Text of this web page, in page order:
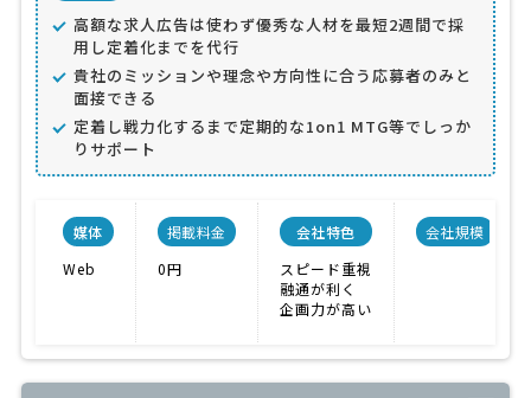
高額な求人広告は使わず優秀な人材を最短2週間で採
用し定着化までを代行
貴社のミッションや理念や方向性に合う応募者のみと
面接できる
定着し戦力化するまで定期的な1on1 MTG等でしっか
りサポート
媒体
Web
掲載料金
0円
会社特色
スピード重視
融通が利く
企画力が高い
会社規模